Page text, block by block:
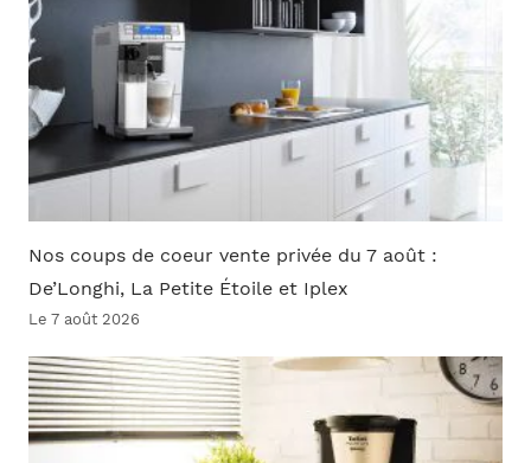
Nos coups de coeur vente privée du 7 août :
De’Longhi, La Petite Étoile et Iplex
Le 7 août 2026